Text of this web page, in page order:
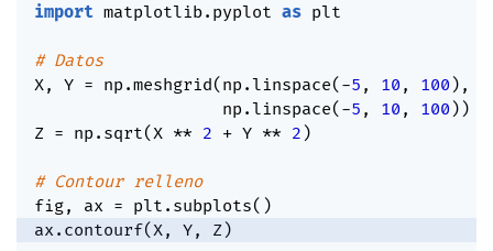
import matplotlib. pyplot as plt
# Datos
X, Y = np .meshgrid( np . linspace( -5 , 10 , 100 ) ,
                   np
. linspace( -5 , 10 , 100 ) )
Z = np . sqrt(X ** 2 + Y ** 2 )
# Contour relleno
fig, ax = plt . subplots( )
ax . contourf(X, Y, Z)